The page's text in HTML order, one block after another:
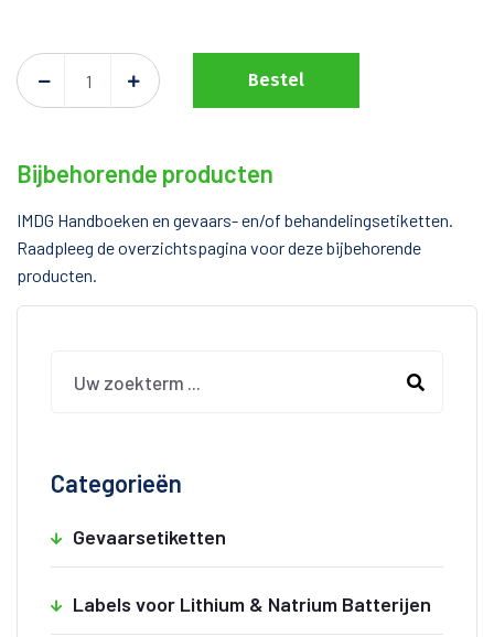
Bestel
Bijbehorende producten
IMDG Handboeken en gevaars- en/of behandelingsetiketten.
Raadpleeg de overzichtspagina voor deze bijbehorende
producten.
Categorieën
Gevaarsetiketten
Labels voor Lithium & Natrium Batterijen